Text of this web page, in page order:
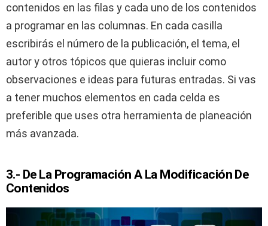
contenidos en las filas y cada uno de los contenidos
a programar en las columnas. En cada casilla
escribirás el número de la publicación, el tema, el
autor y otros tópicos que quieras incluir como
observaciones e ideas para futuras entradas. Si vas
a tener muchos elementos en cada celda es
preferible que uses otra herramienta de planeación
más avanzada.
3.- De La Programación A La Modificación De
Contenidos